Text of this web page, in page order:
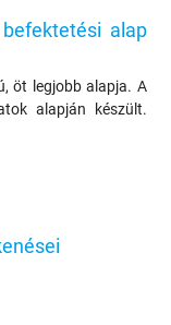
alap
öt legjobb alapja. A
alapján készült.